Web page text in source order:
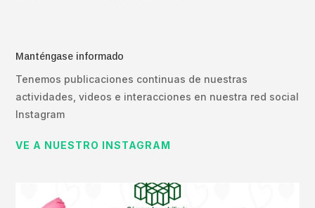
Manténgase informado
Tenemos publicaciones continuas de nuestras
actividades, videos e interacciones en nuestra red social
Instagram
VE A NUESTRO INSTAGRAM